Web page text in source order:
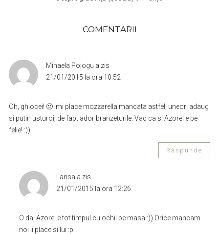
COMENTARII
Mihaela Pojogu a zis
21/01/2015 la ora 10:52
Oh, ghiocei! 🙂 Imi place mozzarella mancata astfel, uneori adaug
si putin usturoi, de fapt ador branzeturile. Vad ca si Azorel e pe
felie! :))
Răspunde
Larisa a zis
21/01/2015 la ora 12:26
O da, Azorel e tot timpul cu ochii pe masa :)) Orice mancam
noi ii place si lui :p